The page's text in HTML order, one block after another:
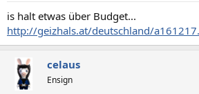
is halt etwas über Budget...
http://geizhals.at/deutschland/
celaus
Ensign